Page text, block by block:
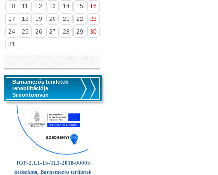
10
11 12 13 14 15
16
17
18 19 20 21 22
23
24
25 26 27 28 29
30
31
Barnamezős területek
rehabilitációja
Simontornyán
TOP-2.1.1-15-TL1-2018-00005
kódszámú, Barnamezős területek